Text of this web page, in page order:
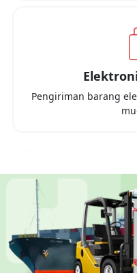
Pengiriman barang